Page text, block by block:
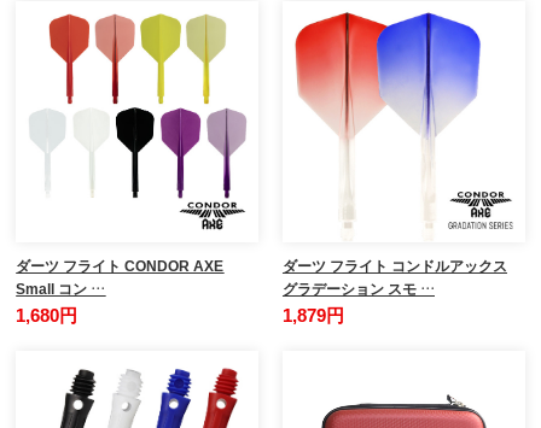
ダーツ フライト CONDOR AXE
Small コン …
1,680円
ダーツ フライト コンドルアックス
グラデーション スモ …
1,879円